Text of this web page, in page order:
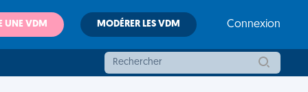
UNE VDM MODÉRER LES VDM Connexion